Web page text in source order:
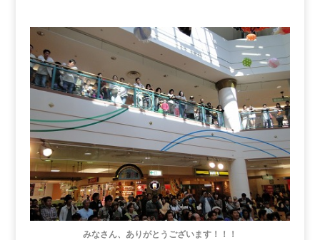
みなさん、ありがとうございます！！！